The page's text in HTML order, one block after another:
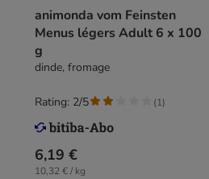
animonda vom Feinsten
Menus légers Adult 6 x 100
g
dinde, fromage
6,19 €
10,32 € / kg
Rating: 2/5 (1)